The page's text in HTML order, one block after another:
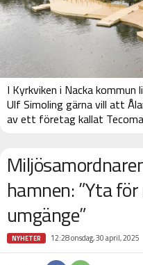
I Kyrkviken i Nacka
Ulf Simoling gärna vill att
av ett företag kallat
hamnen: ”Yta
umgänge”
NYHETER 12:28 onsdag, 30 april, 2025